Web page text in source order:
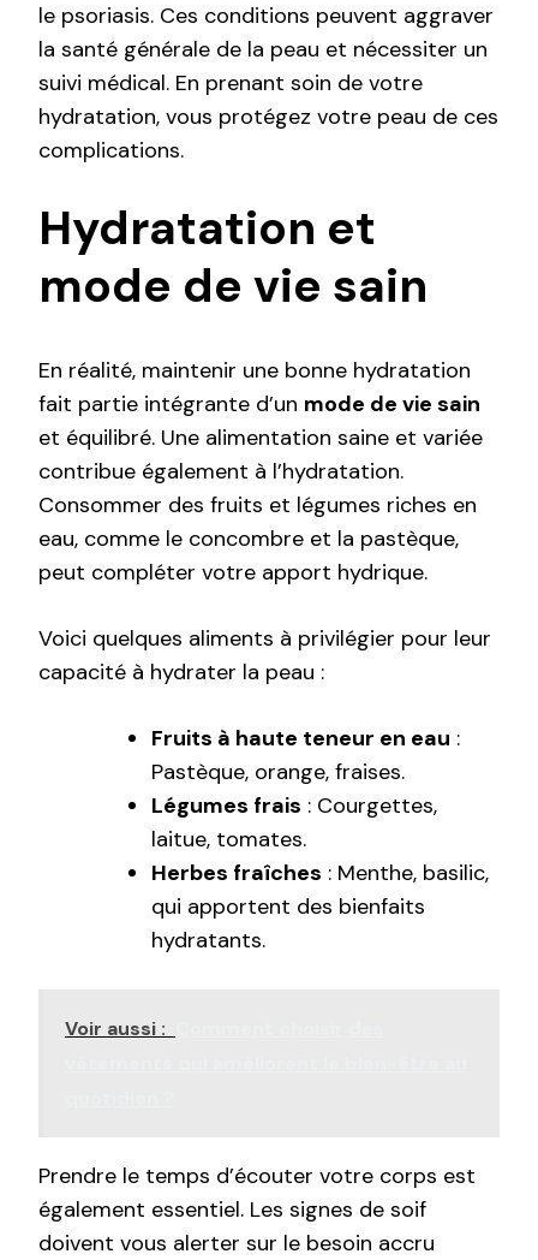
le psoriasis. Ces conditions peuvent aggraver
la santé générale de la peau et nécessiter un
suivi médical. En prenant soin de votre
hydratation, vous protégez votre peau de ces
complications.
Hydratation et
mode de vie sain
En réalité, maintenir une bonne hydratation
fait partie intégrante d’un mode de vie sain
et équilibré. Une alimentation saine et variée
contribue également à l’hydratation.
Consommer des fruits et légumes riches en
eau, comme le concombre et la pastèque,
peut compléter votre apport hydrique.
Voici quelques aliments à privilégier pour leur
capacité à hydrater la peau :
Fruits à haute teneur en eau :
Pastèque, orange, fraises.
Légumes frais : Courgettes,
laitue, tomates.
Herbes fraîches : Menthe, basilic,
qui apportent des bienfaits
hydratants.
Voir aussi :
Prendre le temps d’écouter votre corps est
également essentiel. Les signes de soif
doivent vous alerter sur le besoin accru